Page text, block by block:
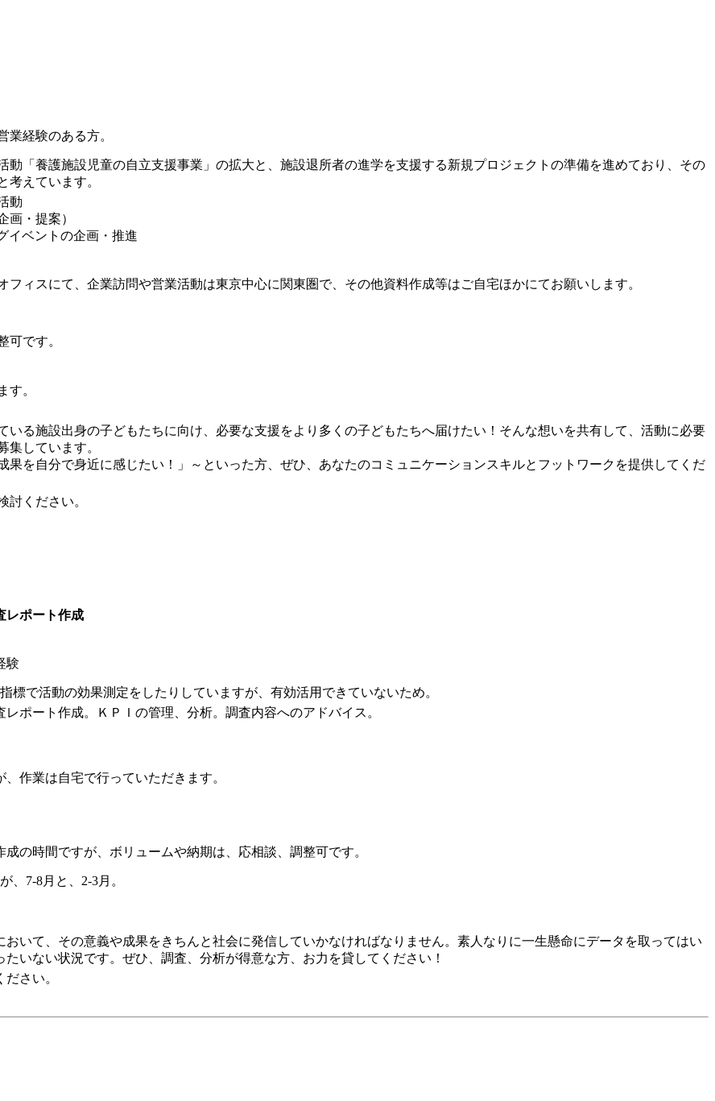
業経験のある方。
動「養護施設児童の自立支援事業」の拡大と、施設退所者の進学を支援する新規プロジェクトの準備を進めており、その
考えています。
動
画・提案）
イベントの企画・推進
フィスにて、企業訪問や営業活動は東京中心に関東圏で、その他資料作成等はご自宅ほかにてお願いします。
可です。
す。
いる施設出身の子どもたちに向け、必要な支援をより多くの子どもたちへ届けたい！そんな想いを共有して、活動に必要
集しています。
果を自分で身近に感じたい！」～といった方、ぜひ、あなたのコミュニケーションスキルとフットワークを提供してくだ
討ください。
レポート作成
験
標で活動の効果測定をしたりしていますが、有効活用できていないため。
ポート作成。ＫＰＩの管理、分析。調査内容へのアドバイス。
作業は自宅で行っていただきます。
の時間ですが、ボリュームや納期は、応相談、調整可です。
、7-8月と、2-3月。
おいて、その意義や成果をきちんと社会に発信していかなければなりません。素人なりに一生懸命にデータを取ってはい
いない状況です。ぜひ、調査、分析が得意な方、お力を貸してください！
さい。